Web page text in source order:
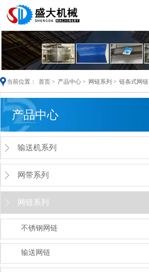
 当前位置： 首页 > 产品中心 > 网链系列 > 链条式网链
产品中心
 输送机系列
 网带系列
 网链系列
不锈钢网链
输送网链